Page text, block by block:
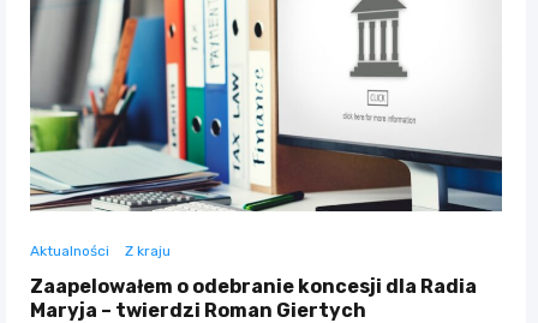
Aktualności Z kraju
Zaapelowałem o odebranie koncesji dla Radia
Maryja – twierdzi Roman Giertych